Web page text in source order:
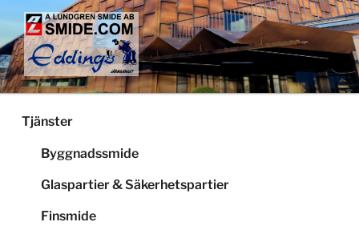
Hoppa
innehåll
LUNDGRENS SMIDE
Smide och glaspartier i Stockholm
Tjänster
Byggnadssmide
Glaspartier & Säkerhetspartier
Finsmide